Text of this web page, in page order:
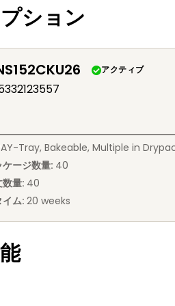
ション
アクティブ
-Tray, Bakeable, Multiple in
ージ数量: 40
数量: 40
イム: 20 weeks